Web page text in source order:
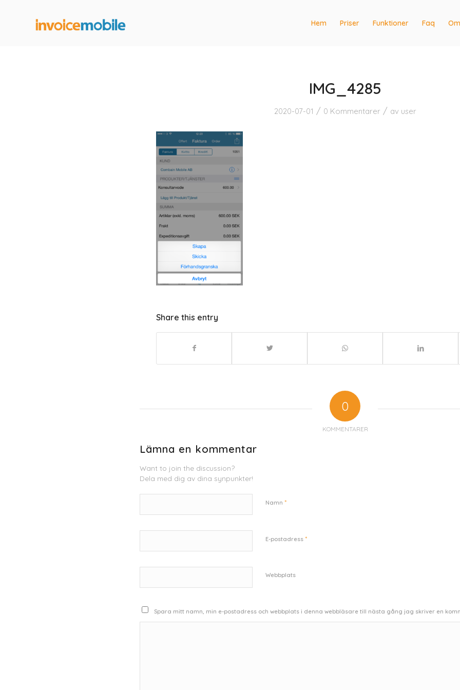
Hem Priser Funktioner Faq
IMG_4285
2020-07-01 / 0 Kommentarer / av user
Share this entry
0
KOMMENTARER
Lämna en kommentar
Want to join the discussion?
Dela med dig av dina synpunkter!
Namn *
E-postadress *
Webbplats
Spara mitt namn, min e-postadress och webbplats i denna webbläsare till nästa gång jag skriver en